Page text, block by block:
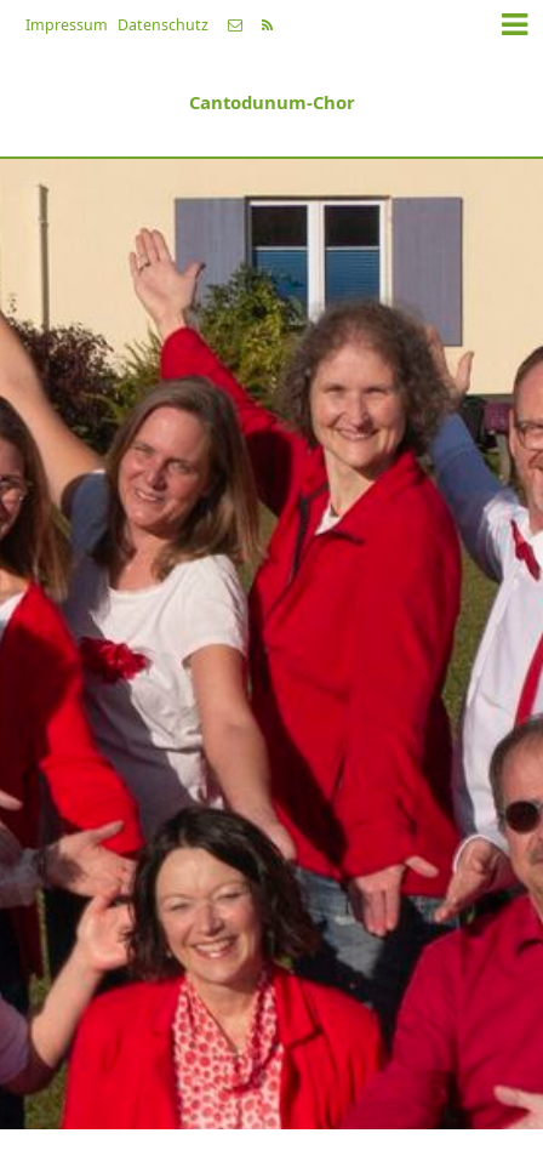
Impressum Datenschutz
Cantodunum-Chor